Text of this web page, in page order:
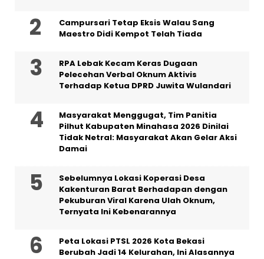
Campursari Tetap Eksis Walau Sang
Maestro Didi Kempot Telah Tiada
RPA Lebak Kecam Keras Dugaan
Pelecehan Verbal Oknum Aktivis
Terhadap Ketua DPRD Juwita Wulandari
Masyarakat Menggugat, Tim Panitia
Pilhut Kabupaten Minahasa 2026 Dinilai
Tidak Netral: Masyarakat Akan Gelar Aksi
Damai
Sebelumnya Lokasi Koperasi Desa
Kakenturan Barat Berhadapan dengan
Pekuburan Viral Karena Ulah Oknum,
Ternyata Ini Kebenarannya
Peta Lokasi PTSL 2026 Kota Bekasi
Berubah Jadi 14 Kelurahan, Ini Alasannya